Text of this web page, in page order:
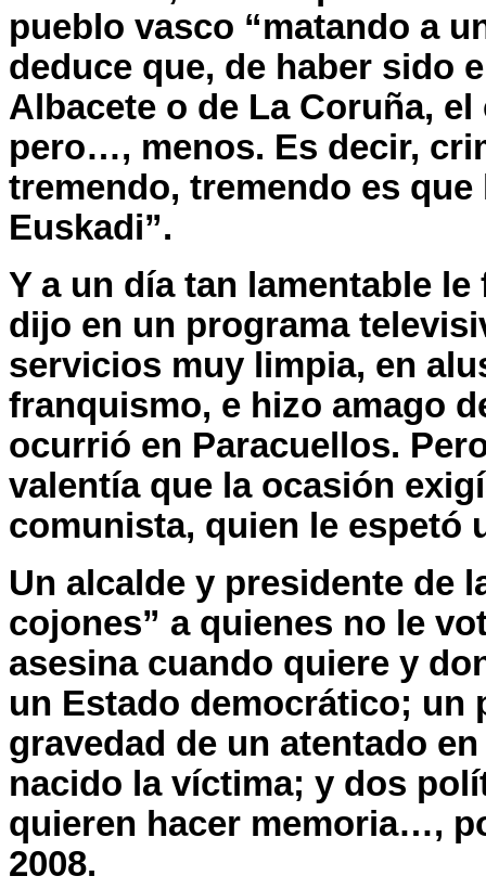
pueblo vasco “matando a
deduce que, de haber sido
Albacete o de La Coruña, el
pero…, menos. Es decir,
tremendo, tremendo es
Euskadi”.
Y a un día tan lamentable
dijo en un programa
servicios muy limpia, en
franquismo, e hizo amago
ocurrió en Paracuellos.
valentía que la ocasión
comunista, quien le espetó
Un alcalde y presidente de
cojones” a quienes no le
asesina cuando quiere y
un Estado democrático; un
gravedad de un atentado
nacido la víctima; y dos
quieren hacer memoria…,
2008.